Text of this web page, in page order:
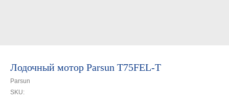
Лодочный мотор Parsun T75FEL-T
Parsun
SKU: